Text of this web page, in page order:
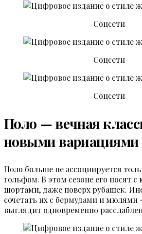
Соцсети
Соцсети
Соцсети
Поло — вечная
новыми вариациями
Поло больше не ассоциируется
гольфом. В этом сезоне его носят
шортами, даже поверх рубашек.
сочетать их с бермудами и мюлями
выглядит одновременно